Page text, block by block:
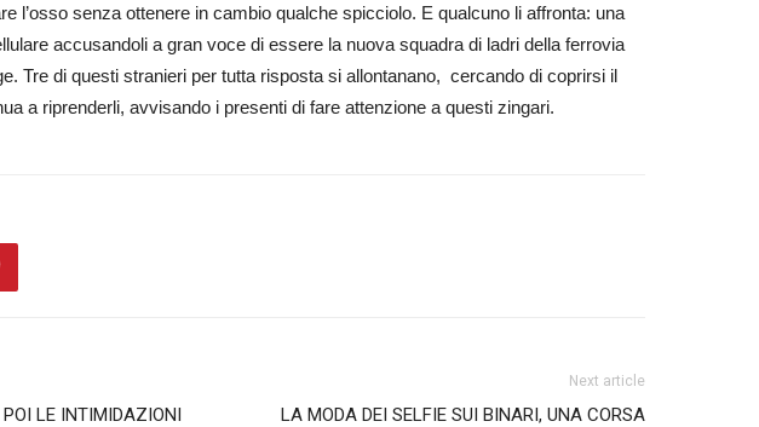
l’osso senza ottenere in cambio qualche spicciolo. E qualcuno li affronta: una
accusandoli a gran voce di essere la nuova squadra di ladri della ferrovia
Tre di questi stranieri per tutta risposta si allontanano, cercando di coprirsi il
a riprenderli, avvisando i presenti di fare attenzione a questi zingari.
LE INTIMIDAZIONI
Next article
LA MODA DEI SELFIE SUI BINARI, UNA CORSA